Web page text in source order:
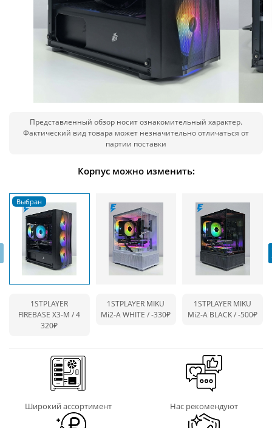
Представленный обзор носит ознакомительный характер.
Фактический вид товара может незначительно отличаться от
партии поставки
Корпус можно изменить:
1STPLAYER
FIREBASE X3-M / 4
320₽
1STPLAYER MIKU
Mi2-A WHITE /-330₽
1STPLAYER MIKU
Mi2-A BLACK /-500₽
Широкий ассортимент Нас рекомендуют